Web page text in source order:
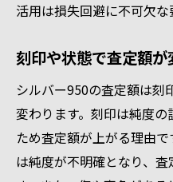
活用は損失回避に不可欠な
刻印や状態で査定額
シルバー950の査定額は刻
変わります。刻印は純度
ため査定額が上がる理由
は純度が不明確となり、